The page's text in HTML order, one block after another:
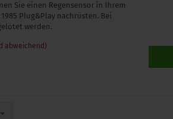
Sie einen Regensensor in Ihrem
1985 Plug&Play nachrüsten. Bei
werden.
abweichend)